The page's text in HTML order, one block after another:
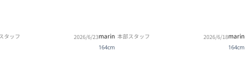
タッフ 2026/6/23marin 本部スタッフ 2026/6/18
164cm
marin
164cm